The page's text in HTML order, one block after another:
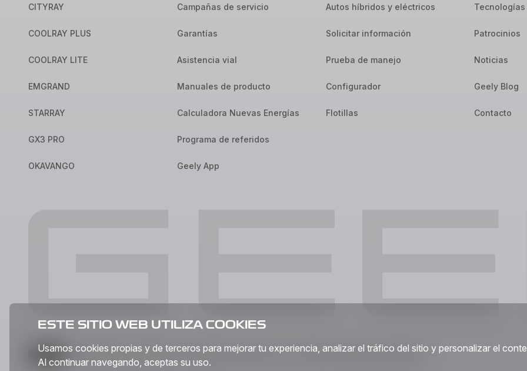
CITYRAY
COOLRAY PLUS
COOLRAY LITE
EMGRAND
STARRAY
GX3 PRO
OKAVANGO
Campañas de servicio
Garantías
Asistencia vial
Manuales de producto
Calculadora Nuevas Energías
Programa de referidos
Geely App
Autos híbridos y eléctricos
Solicitar información
Prueba de manejo
Configurador
Flotillas
Tecnologías
Patrocinios
Noticias
Geely Blog
Contacto
© 2026 Geely Auto México Corporation, S de R.L. de C.V. Todos los derechos reservados.
ESTE SITIO WEB UTILIZA COOKIES
Usamos cookies propias y de terceros para mejorar tu experiencia, analizar el tráfico del sitio y personalizar el
Al continuar navegando, aceptas su uso.